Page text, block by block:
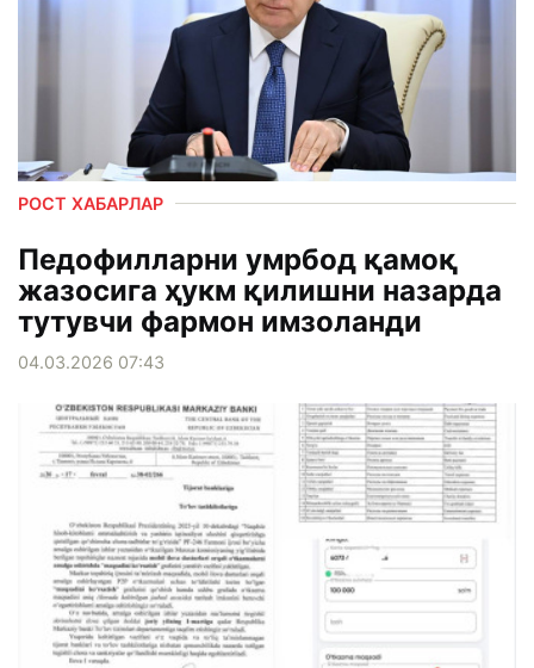
РОСТ ХАБАРЛАР
Педофилларни умрбод қамоқ
жазосига ҳукм қилишни назарда
тутувчи фармон имзоланди
04.03.2026 07:43